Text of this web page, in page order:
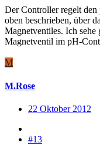
Der Controller regelt
oben beschrieben, über
Magnetventiles. Ich sehe
Magnetventil im pH-
M
M.Rose
22 Oktober 2012
#13